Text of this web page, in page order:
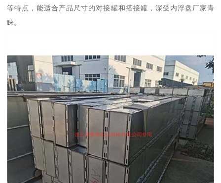
等特点，能适合产品尺寸的对接罐和搭接罐，深受内浮盘厂家青
睐。